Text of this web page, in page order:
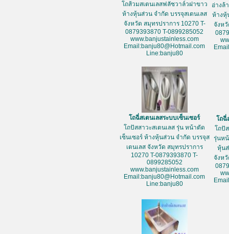
โถส้วมสเตนเลสฟลัชวาล์วฝาขาว
ห้างหุ้นส่วน จำกัด บรรจุสเตนเลส
จังหวัด สมุทรปราการ 10270 T-
0879393870 T-0899285052
www.banjustainless.com
Email:banju80@Hotmail.com
Line:banju80
อ่างล้
ห้างหุ้
จังห
โถฉี่สเตนเลสระบบเซ็นเซอร์
โถปัสสาวะสเตนเลส รุ่น หน้าตัด
เซ็นเซอร์ ห้างหุ้นส่วน จำกัด บรรจุส
เตนเลส จังหวัด สมุทรปราการ
10270 T-0879393870 T-
0899285052
www.banjustainless.com
Email:banju80@Hotmail.com
Line:banju80
โถฉี่
โถปั
รุ่นห
หุ้น
จังห